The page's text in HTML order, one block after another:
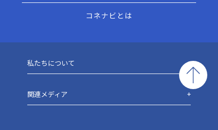
コネナビとは
私たちについて
関連メディア